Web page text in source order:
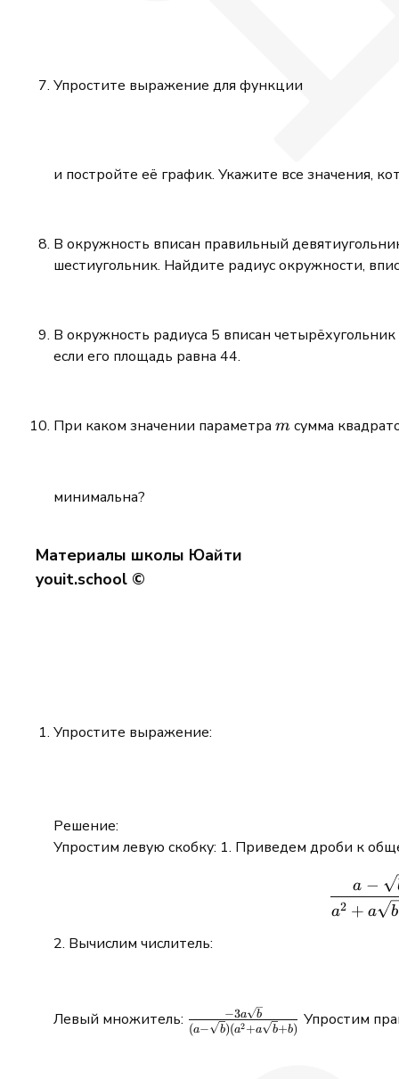
Упростите выражение для функции
и постройте её график. Укажите все значения,
В окружность вписан правильный
шестиугольник. Найдите радиус окружности,
В окружность радиуса 5 вписан четырёхугольник
если его площадь равна 44.
При каком значении параметра m
m сумма
минимальна?
Материалы школы Юайти
youit.school ©
Упростите выражение:
Решение:
Упростим левую скобку: 1. Приведем дроби к
a2 + a b
a −
2. Вычислим числитель:
Левый множитель: \frac{-3a\sqrt{b}}
{(a - \sqrt{b})(a^2
(a− b)(a2+a b+b)
−3a b Упростим